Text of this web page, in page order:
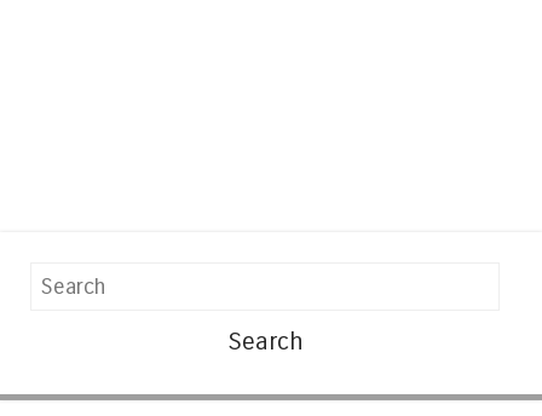
Search